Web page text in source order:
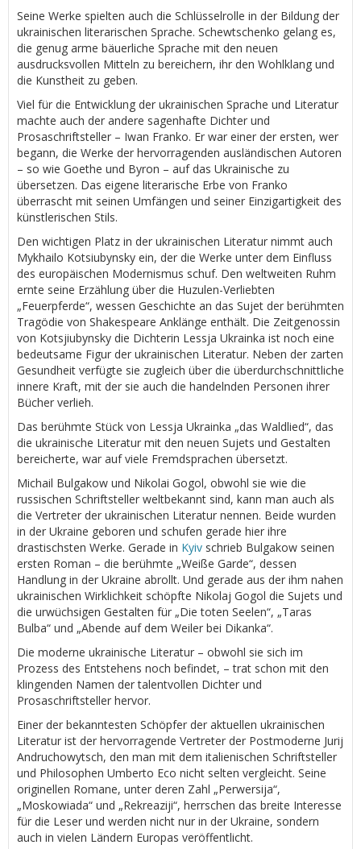
Seine Werke spielten auch die Schlüsselrolle in der Bildung der
ukrainischen literarischen Sprache. Schewtschenko gelang es,
die genug arme bäuerliche Sprache mit den neuen
ausdrucksvollen Mitteln zu bereichern, ihr den Wohlklang und
die Kunstheit zu geben.
Viel für die Entwicklung der ukrainischen Sprache und Literatur
machte auch der andere sagenhafte Dichter und
Prosaschriftsteller – Iwan Franko. Er war einer der ersten, wer
begann, die Werke der hervorragenden ausländischen Autoren
– so wie Goethe und Byron – auf das Ukrainische zu
übersetzen. Das eigene literarische Erbe von Franko
überrascht mit seinen Umfängen und seiner Einzigartigkeit des
künstlerischen Stils.
Den wichtigen Platz in der ukrainischen Literatur nimmt auch
Mykhailo Kotsiubynsky ein, der die Werke unter dem Einfluss
des europäischen Modernismus schuf. Den weltweiten Ruhm
ernte seine Erzählung über die Huzulen-Verliebten
„Feuerpferde“, wessen Geschichte an das Sujet der berühmten
Tragödie von Shakespeare Anklänge enthält. Die Zeitgenossin
von Kotsjiubynsky die Dichterin Lessja Ukrainka ist noch eine
bedeutsame Figur der ukrainischen Literatur. Neben der zarten
Gesundheit verfügte sie zugleich über die überdurchschnittliche
innere Kraft, mit der sie auch die handelnden Personen ihrer
Bücher verlieh.
Das berühmte Stück von Lessja Ukrainka „das Waldlied“, das
die ukrainische Literatur mit den neuen Sujets und Gestalten
bereicherte, war auf viele Fremdsprachen übersetzt.
Michail Bulgakow und Nikolai Gogol, obwohl sie wie die
russischen Schriftsteller weltbekannt sind, kann man auch als
die Vertreter der ukrainischen Literatur nennen. Beide wurden
in der Ukraine geboren und schufen gerade hier ihre
drastischsten Werke. Gerade in Kyiv schrieb Bulgakow seinen
ersten Roman – die berühmte „Weiße Garde“, dessen
Handlung in der Ukraine abrollt. Und gerade aus der ihm nahen
ukrainischen Wirklichkeit schöpfte Nikolaj Gogol die Sujets und
die urwüchsigen Gestalten für „Die toten Seelen“, „Taras
Bulba“ und „Abende auf dem Weiler bei Dikanka“.
Die moderne ukrainische Literatur – obwohl sie sich im
Prozess des Entstehens noch befindet, – trat schon mit den
klingenden Namen der talentvollen Dichter und
Prosaschriftsteller hervor.
Einer der bekanntesten Schöpfer der aktuellen ukrainischen
Literatur ist der hervorragende Vertreter der Postmoderne Jurij
Andruchowytsch, den man mit dem italienischen Schriftsteller
und Philosophen Umberto Eco nicht selten vergleicht. Seine
originellen Romane, unter deren Zahl „Perwersija“,
„Moskowiada“ und „Rekreaziji“, herrschen das breite Interesse
für die Leser und werden nicht nur in der Ukraine, sondern
auch in vielen Ländern Europas veröffentlicht.